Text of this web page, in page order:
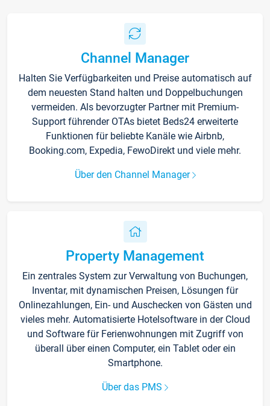
Channel Manager
Halten Sie Verfügbarkeiten und Preise automatisch auf
dem neuesten Stand halten und Doppelbuchungen
vermeiden. Als bevorzugter Partner mit Premium-
Support führender OTAs bietet Beds24 erweiterte
Funktionen für beliebte Kanäle wie Airbnb,
Booking.com, Expedia, FewoDirekt und viele mehr.
Über den Channel Manager
Property Management
Ein zentrales System zur Verwaltung von Buchungen,
Inventar, mit dynamischen Preisen, Lösungen für
Onlinezahlungen, Ein- und Auschecken von Gästen und
vieles mehr. Automatisierte Hotelsoftware in der Cloud
und Software für Ferienwohnungen mit Zugriff von
überall über einen Computer, ein Tablet oder ein
Smartphone.
Über das PMS